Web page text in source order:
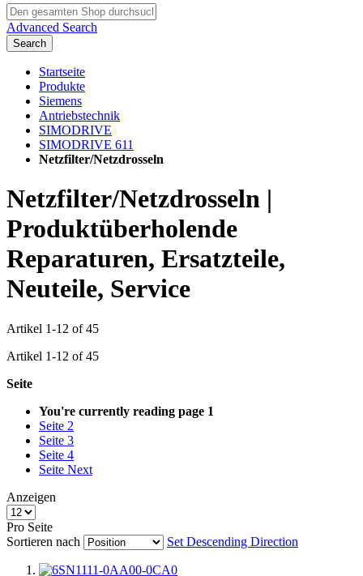
Advanced Search
Search
Startseite
Produkte
Siemens
Antriebstechnik
SIMODRIVE
SIMODRIVE 611
Netzfilter/Netzdrosseln
Netzfilter/Netzdrosseln |
Produktüberholende
Reparaturen, Ersatzteile,
Neuteile, Service
Artikel 1-12 of45
Artikel 1-12 of45
Seite
You're currently reading page 1
Seite 2
Seite 3
Seite 4
Seite Next
Anzeigen
Pro Seite
Sortieren nach
Set Descending Direction